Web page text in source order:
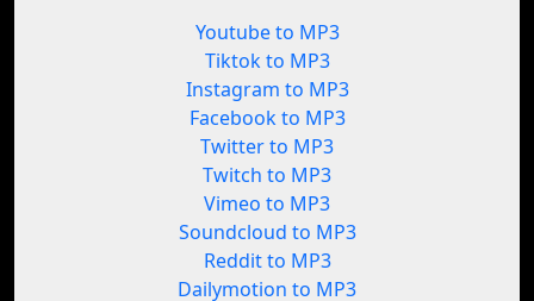
Youtube to MP3
Tiktok to MP3
Instagram to MP3
Facebook to MP3
Twitter to MP3
Twitch to MP3
Vimeo to MP3
Soundcloud to MP3
Reddit to MP3
Dailymotion to MP3